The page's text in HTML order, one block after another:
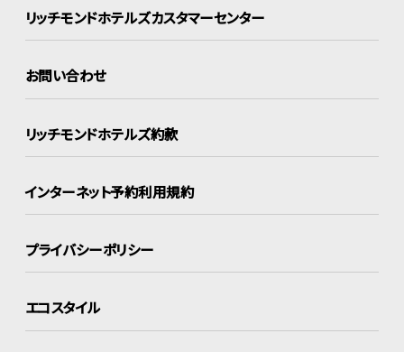
リッチモンドホテルズカスタマーセンター
お問い合わせ
リッチモンドホテルズ約款
インターネット予約利用規約
プライバシーポリシー
エコスタイル